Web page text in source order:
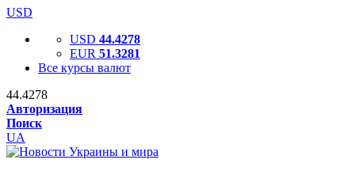
USD
USD 44.4278
EUR 51.3281
Все курсы валют
44.4278
Авторизация
Поиск
UA